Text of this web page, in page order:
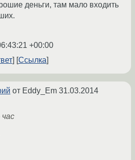
деньги, там мало входить
+00:00
Ссылка
от Eddy_Em 31.03.2014